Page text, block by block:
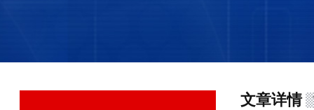
文章详情